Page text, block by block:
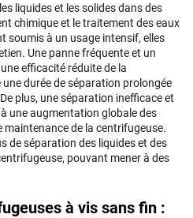
liquides et les solides dans des
chimique et le traitement des eaux
soumis à un usage intensif, elles
Une panne fréquente et un
efficacité réduite de la
durée de séparation prolongée
plus, une séparation inefficace et
une augmentation globale des
maintenance de la centrifugeuse.
de séparation des liquides et des
pouvant mener à des
à vis sans fin :